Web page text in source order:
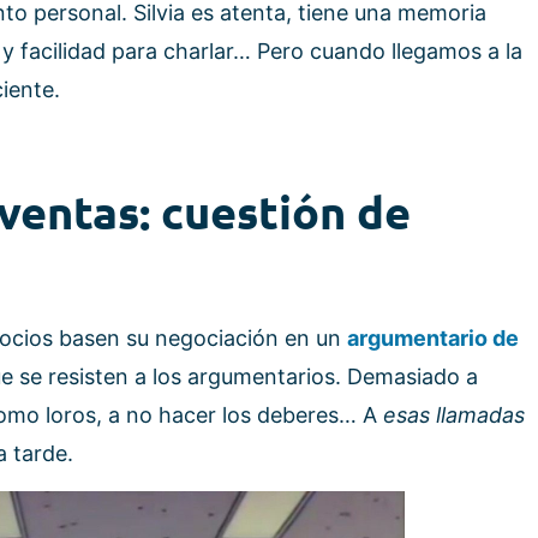
personal. Silvia es atenta, tiene una memoria
facilidad para charlar… Pero cuando llegamos a la
cuestión de
basen su negociación en un argumentario de
se resisten a los argumentarios. Demasiado a
loros, a no hacer los deberes… A esas llamadas
tarde.